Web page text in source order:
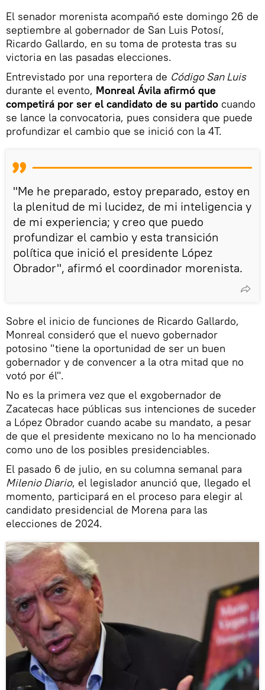
El senador morenista acompañó este domingo 26 de
septiembre al gobernador de San Luis Potosí,
Ricardo Gallardo, en su toma de protesta tras su
victoria en las pasadas elecciones.
Entrevistado por una reportera de Código San Luis
durante el evento, Monreal Ávila afirmó que
competirá por ser el candidato de su partido cuando
se lance la convocatoria, pues considera que puede
profundizar el cambio que se inició con la 4T.
"Me he preparado, estoy preparado, estoy en
la plenitud de mi lucidez, de mi inteligencia y
de mi experiencia; y creo que puedo
profundizar el cambio y esta transición
política que inició el presidente López
Obrador", afirmó el coordinador morenista.
Sobre el inicio de funciones de Ricardo Gallardo,
Monreal consideró que el nuevo gobernador
potosino "tiene la oportunidad de ser un buen
gobernador y de convencer a la otra mitad que no
votó por él".
No es la primera vez que el exgobernador de
Zacatecas hace públicas sus intenciones de suceder
a López Obrador cuando acabe su mandato, a pesar
de que el presidente mexicano no lo ha mencionado
como uno de los posibles presidenciables.
El pasado 6 de julio, en su columna semanal para
Milenio Diario, el legislador anunció que, llegado el
momento, participará en el proceso para elegir al
candidato presidencial de Morena para las
elecciones de 2024.